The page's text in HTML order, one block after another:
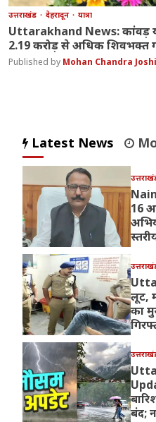
उत्तराखंड देहरादून यात्रा
Uttarakhand News: कांवड़
2.19 करोड़ से अधिक
Mohan Chandra Joshi
Latest News
16
लूट,
का
बंद;